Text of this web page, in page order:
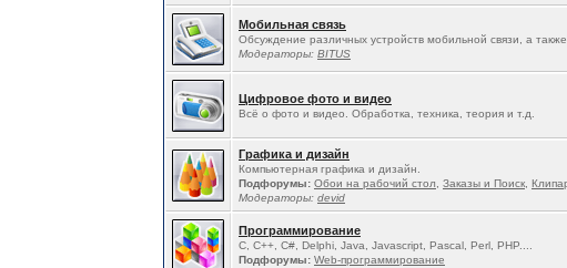
Мобильная связь
Обсуждение различных устройств мобильной связи, а
Модераторы: BITUS
Цифровое фото и видео
Всё о фото и видео. Обработка, техника, теория и т.д.
Графика и дизайн
Компьютерная графика и дизайн.
Подфорумы: Обои на рабочий стол, Заказы и Поиск,
Модераторы: devid
Программирование
C, C++, C#, Delphi, Java, Javascript, Pascal, Perl, PHP....
Подфорумы: Web-программирование